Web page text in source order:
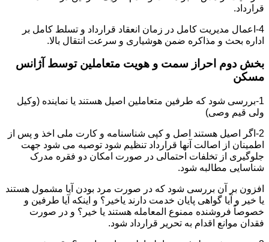
قرارداد.
4-اعمال مدیریت کامل در زمان انعقاد قرارداد و تسلط کامل بر
اداره بحث و مذاکره ضمن هوشیاری و سرعت انتقال بالا.
بخش دوم احراز سمت و هویت متعاملین توسط آژانس
مسکن
1-بررسی شود که طرفین متعاملین اصیل هستند یا نماینده (وکیل
ولی قیم وصی)
2-اگر اصیل هستند اصل و کپی شناسنامه و کارت ملی اخذ و پس از
اطمینان از اصالت آنها قرارداد تنظیم شود توصیه می شود جهت
جلوگیری از تخلفات احتمالی در صورت امکان دو فقره مدرک
شناسایی مطالبه شود.
افزون بر آن بررسی شود که در صورت مرد بودن آیا مشمول هستند
یا خیر و آیا گواهی پایان خدمت دارند یاخیر؟ و اینکه آیا طرفین و
خصوصاً فروشنده ممنوع المعامله هستند یا خیر؟ و در صورت
فقدان موانع اقدام به تحریر قرارداد شود.